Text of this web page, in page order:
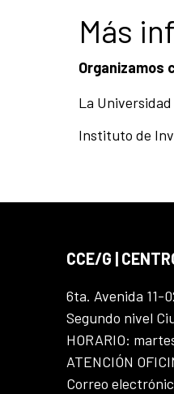
Más
Organizamos
La
Instituto de
CCE/G |
6ta. Avenida 11-
Segundo nivel
HORARIO:
ATENCIÓN
Correo